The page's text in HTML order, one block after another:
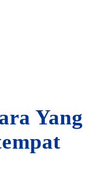
Yang